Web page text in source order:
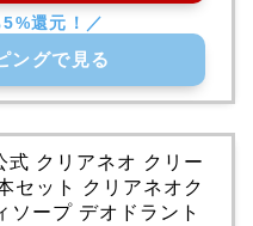
ングで見る
式 クリアネオ クリー
セット クリアネオク
ソープ デオドラント